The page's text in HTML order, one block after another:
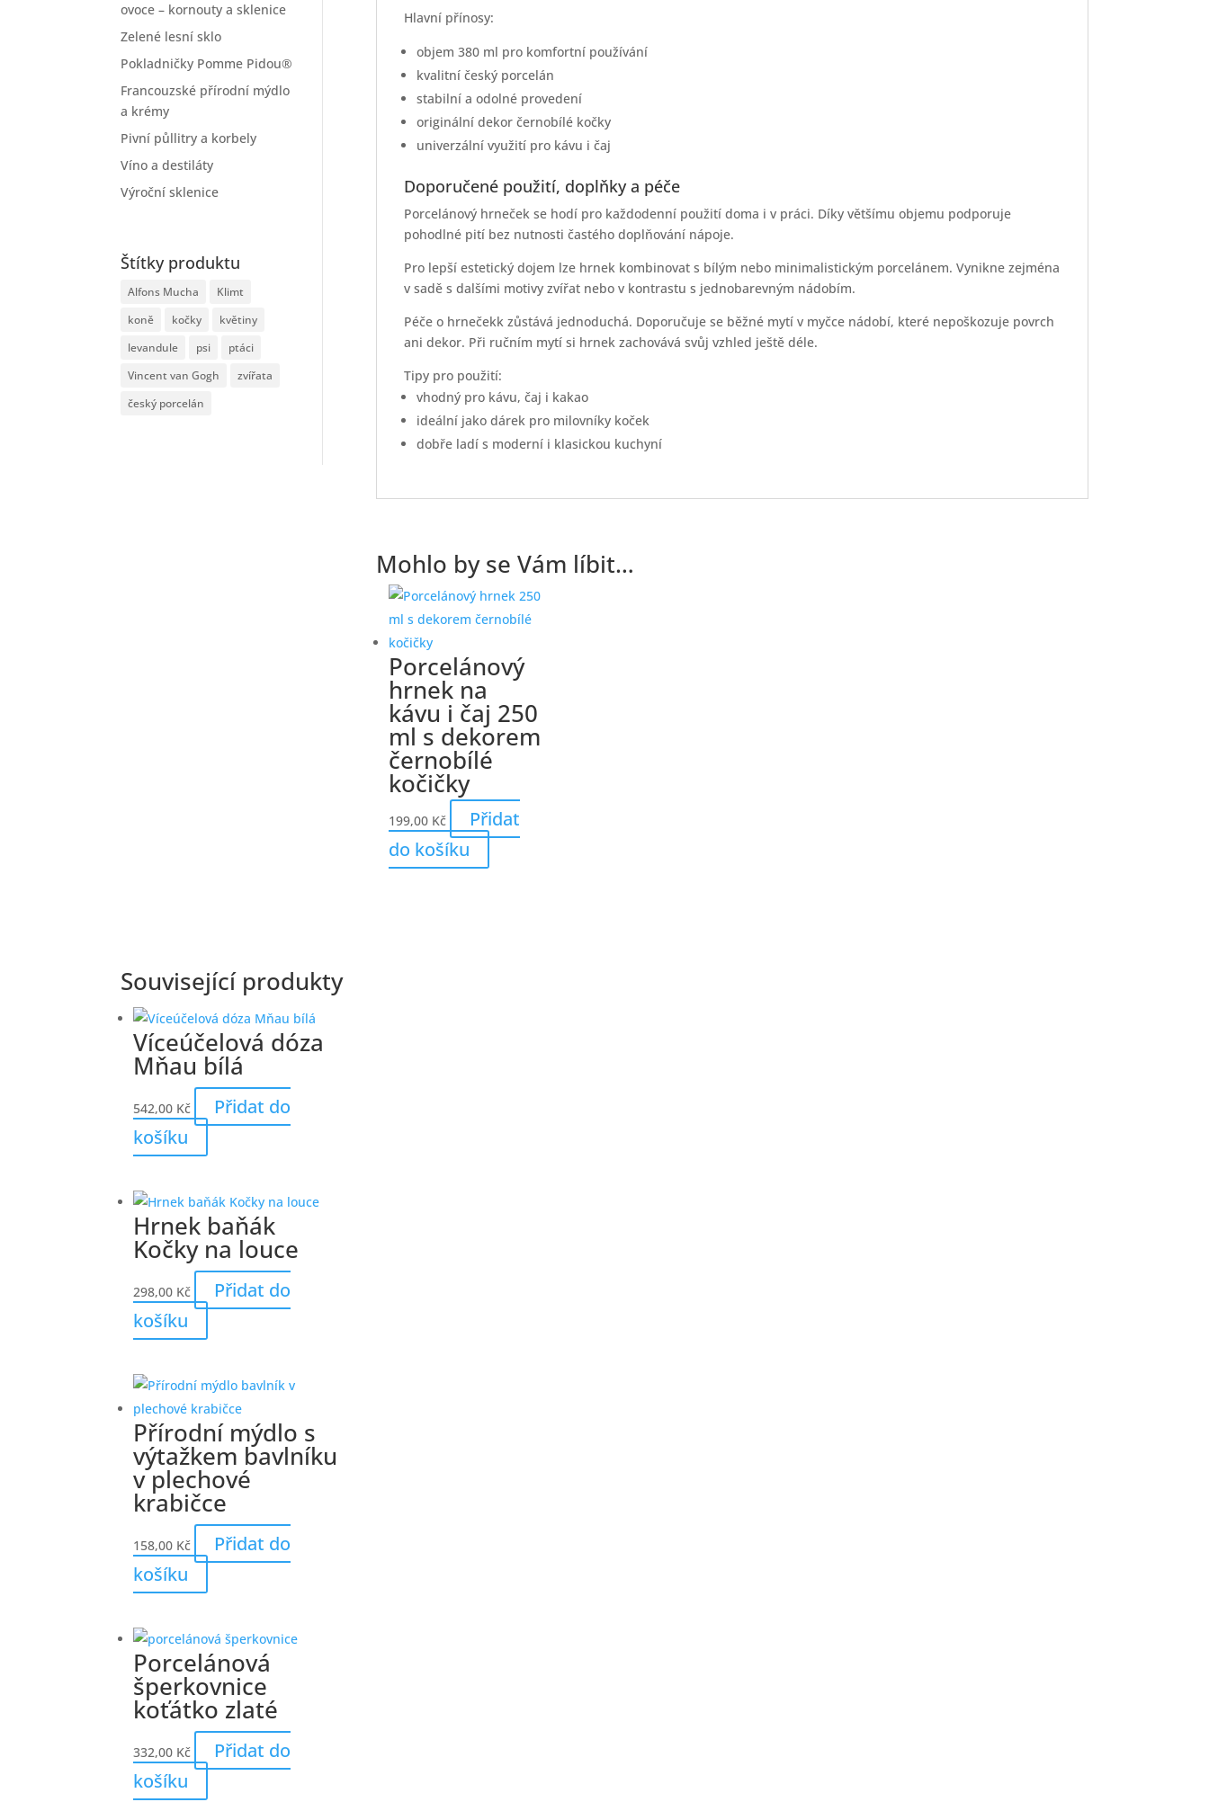
ovoce – kornouty a sklenice
Zelené lesní sklo
Pokladničky Pomme Pidou®
Francouzské přírodní mýdlo
a krémy
Pivní půllitry a korbely
Víno a destiláty
Výroční sklenice
Štítky produktu
Alfons Mucha
Klimt
koně
kočky
květiny
levandule
psi
ptáci
Vincent van Gogh
zvířata
český porcelán
Hlavní přínosy:
objem 380 ml pro komfortní používání
kvalitní český porcelán
stabilní a odolné provedení
originální dekor černobílé kočky
univerzální využití pro kávu i čaj
Doporučené použití, doplňky a péče
Porcelánový hrneček se hodí pro každodenní použití doma i v práci. Díky většímu objemu podporuje
pohodlné pití bez nutnosti častého doplňování nápoje.
Pro lepší estetický dojem lze hrnek kombinovat s bílým nebo minimalistickým porcelánem. Vynikne zejména
v sadě s dalšími motivy zvířat nebo v kontrastu s jednobarevným nádobím.
Péče o hrnečekk zůstává jednoduchá. Doporučuje se běžné mytí v myčce nádobí, které nepoškozuje povrch
ani dekor. Při ručním mytí si hrnek zachovává svůj vzhled ještě déle.
Tipy pro použití:
vhodný pro kávu, čaj i kakao
ideální jako dárek pro milovníky koček
dobře ladí s moderní i klasickou kuchyní
Mohlo by se Vám líbit…
Porcelánový
hrnek na
kávu i čaj 250
ml s dekorem
černobílé
kočičky
199,00 Kč
Přidat
do košíku
Související produkty
Víceúčelová dóza
Mňau bílá
542,00 Kč
Přidat do
košíku
Hrnek baňák
Kočky na louce
298,00 Kč
Přidat do
košíku
Přírodní mýdlo s
výtažkem bavlníku
v plechové
krabičce
158,00 Kč
Přidat do
košíku
Porcelánová
šperkovnice
koťátko zlaté
332,00 Kč
Přidat do
košíku